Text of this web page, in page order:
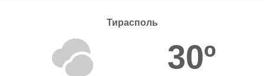
Тирасполь
30º